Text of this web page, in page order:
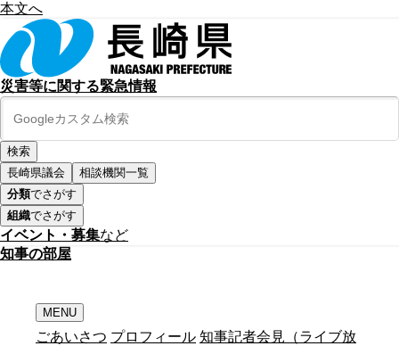
本文へ
災害等に関する緊急情報
長崎県議会
相談機関一覧
分類でさがす
組織でさがす
イベント・募集など
知事の部屋
MENU
ごあいさつ プロフィール 知事記者会見（ライブ放